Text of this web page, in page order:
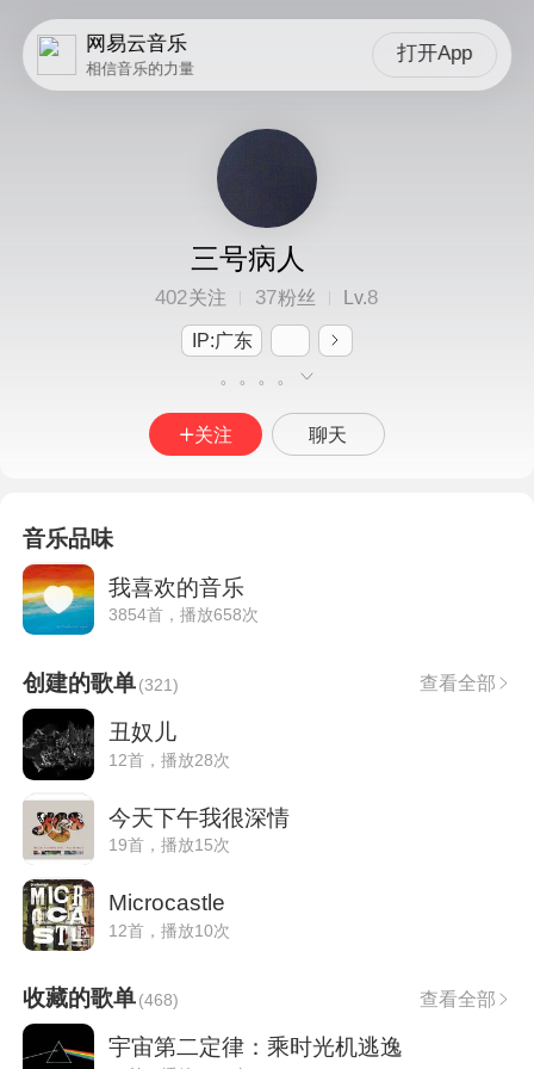
网易云音乐
相信音乐的力量
打开App
三号病人
402关注 37粉丝 Lv.8
IP:广东
。。。。
关注 聊天
音乐品味
我喜欢的音乐
3854首，播放658次
创建的歌单(321) 查看全部
丑奴儿
12首，播放28次
今天下午我很深情
19首，播放15次
Microcastle
12首，播放10次
收藏的歌单(468) 查看全部
宇宙第二定律：乘时光机逃逸